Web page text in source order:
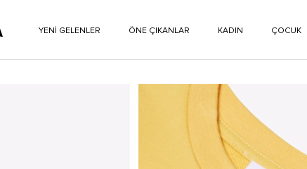
YENİ GELENLER ÖNE ÇIKANLAR KADIN ÇOCUK